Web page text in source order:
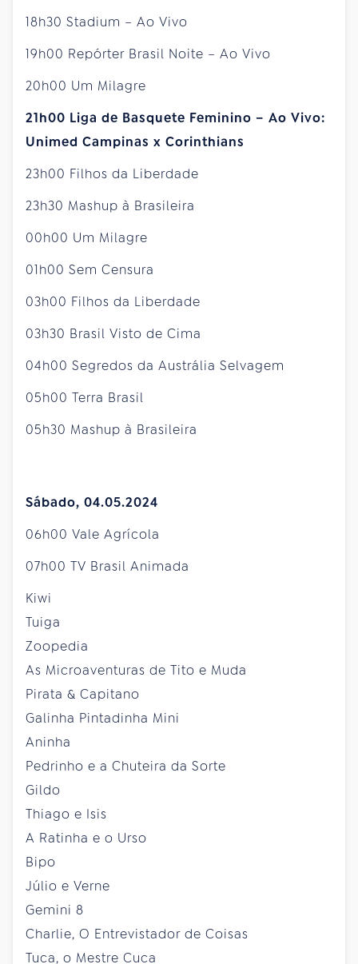
18h30 Stadium – Ao Vivo
19h00 Repórter Brasil Noite – Ao Vivo
20h00 Um Milagre
21h00 Liga de Basquete Feminino – Ao Vivo:
Unimed Campinas x Corinthians
23h00 Filhos da Liberdade
23h30 Mashup à Brasileira
00h00 Um Milagre
01h00 Sem Censura
03h00 Filhos da Liberdade
03h30 Brasil Visto de Cima
04h00 Segredos da Austrália Selvagem
05h00 Terra Brasil
05h30 Mashup à Brasileira
Sábado, 04.05.2024
06h00 Vale Agrícola
07h00 TV Brasil Animada
Kiwi
Tuiga
Zoopedia
As Microaventuras de Tito e Muda
Pirata & Capitano
Galinha Pintadinha Mini
Aninha
Pedrinho e a Chuteira da Sorte
Gildo
Thiago e Isis
A Ratinha e o Urso
Bipo
Júlio e Verne
Gemini 8
Charlie, O Entrevistador de Coisas
Tuca, o Mestre Cuca